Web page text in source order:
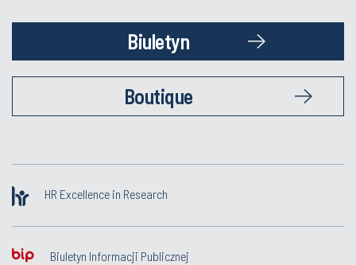
Biuletyn
Boutique
HR Excellence in Research
Biuletyn Informacji Publicznej